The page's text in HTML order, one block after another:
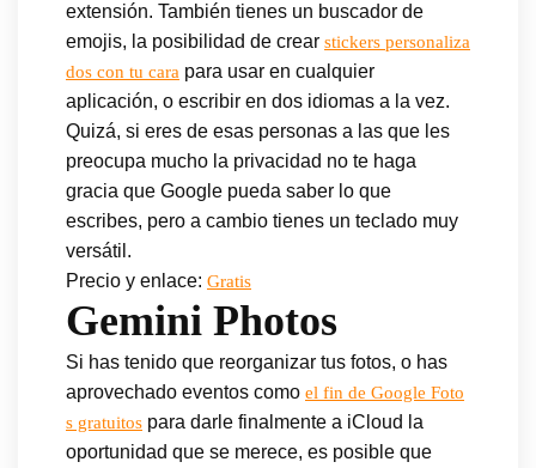
extensión. También tienes un buscador de
emojis, la posibilidad de crear stickers personaliza
dos con tu cara para usar en cualquier
aplicación, o escribir en dos idiomas a la vez.
Quizá, si eres de esas personas a las que les
preocupa mucho la privacidad no te haga
gracia que Google pueda saber lo que
escribes, pero a cambio tienes un teclado muy
versátil.
Precio y enlace: Gratis
Gemini Photos
Si has tenido que reorganizar tus fotos, o has
aprovechado eventos como el fin de Google Foto
s gratuitos para darle finalmente a iCloud la
oportunidad que se merece, es posible que